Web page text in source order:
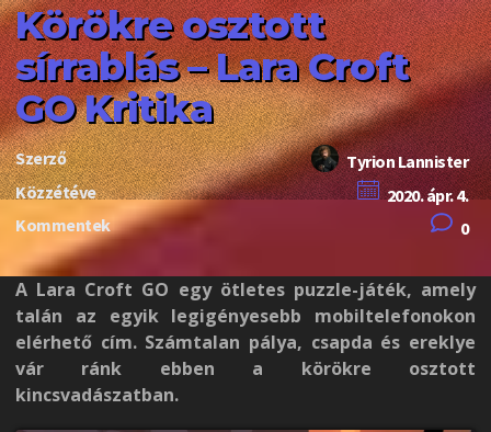
Körökre osztott
sírrablás – Lara Croft
GO Kritika
Szerző
Tyrion Lannister
Közzétéve
2020. ápr. 4.
Kommentek
0
A Lara Croft GO egy ötletes puzzle-játék, amely
talán az egyik legigényesebb mobiltelefonokon
elérhető cím. Számtalan pálya, csapda és ereklye
vár ránk ebben a körökre osztott
kincsvadászatban.